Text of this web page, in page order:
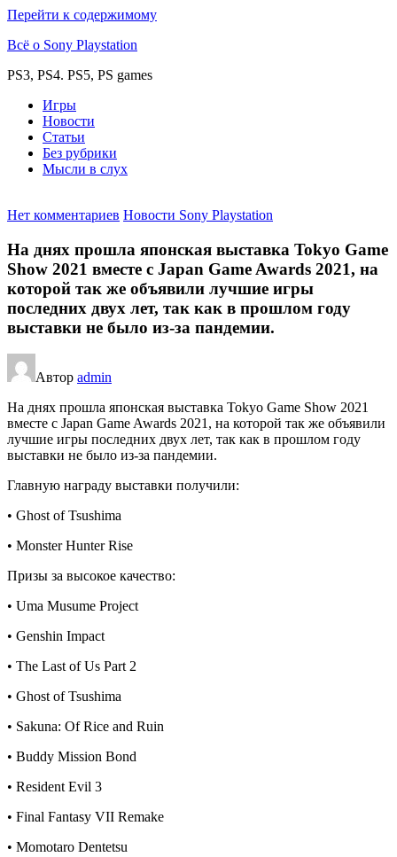
Перейти к содержимому
Всё о Sony Playstation
PS3, PS4. PS5, PS games
Игры
Новости
Статьи
Без рубрики
Мысли в слух
Нет комментариев Новости Sony Playstation
На днях прошла японская выставка Tokyo Game
Show 2021 вместе с Japan Game Awards 2021, на
которой так же объявили лучшие игры
последних двух лет, так как в прошлом году
выставки не было из-за пандемии.
Автор admin
На днях прошла японская выставка Tokyo Game Show 2021
вместе с Japan Game Awards 2021, на которой так же объявили
лучшие игры последних двух лет, так как в прошлом году
выставки не было из-за пандемии.
Главную награду выставки получили:
• Ghost of Tsushima
• Monster Hunter Rise
Призы за высокое качество:
• Uma Musume Project
• Genshin Impact
• The Last of Us Part 2
• Ghost of Tsushima
• Sakuna: Of Rice and Ruin
• Buddy Mission Bond
• Resident Evil 3
• Final Fantasy VII Remake
• Momotaro Dentetsu